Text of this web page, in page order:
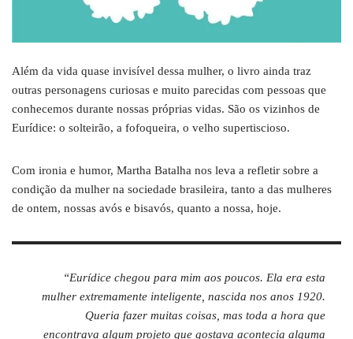
Além da vida quase invisível dessa mulher, o livro ainda traz
outras personagens curiosas e muito parecidas com pessoas que
conhecemos durante nossas próprias vidas. São os vizinhos de
Eurídice: o solteirão, a fofoqueira, o velho supertiscioso.
Com ironia e humor, Martha Batalha nos leva a refletir sobre a
condição da mulher na sociedade brasileira, tanto a das mulheres
de ontem, nossas avós e bisavós, quanto a nossa, hoje.
“Eurídice chegou para mim aos poucos. Ela era esta
mulher extremamente inteligente, nascida nos anos 1920.
Queria fazer muitas coisas, mas toda a hora que
encontrava algum projeto que gostava acontecia alguma